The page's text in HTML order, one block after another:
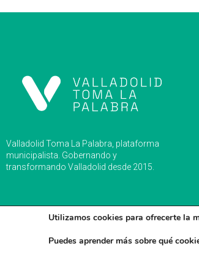
Valladolid Toma La Palabra, plataforma
municipalista. Gobernando y
transformando Valladolid desde 2015.
Valladolid Toma la Palabra © 2026
Utilizamos cookies para ofrecerte la
Puedes aprender más sobre qué